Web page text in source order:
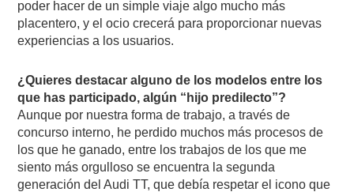
poder hacer de un simple viaje algo mucho más
placentero, y el ocio crecerá para proporcionar nuevas
experiencias a los usuarios.
¿Quieres destacar alguno de los modelos entre los
que has participado, algún “hijo predilecto”?
Aunque por nuestra forma de trabajo, a través de
concurso interno, he perdido muchos más procesos de
los que he ganado, entre los trabajos de los que me
siento más orgulloso se encuentra la segunda
generación del Audi TT, que debía respetar el icono que